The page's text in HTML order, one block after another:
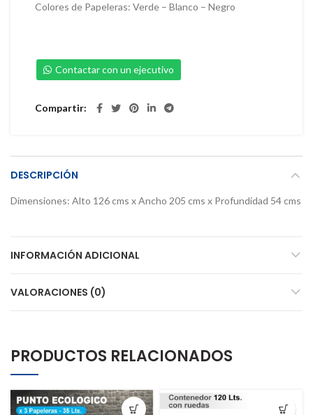
Colores de Papeleras: Verde – Blanco – Negro
Contactar con un ejecutivo
Compartir
DESCRIPCIÓN
Dimensiones: Alto 126 cms x Ancho 205 cms x Profundidad 54 cms
INFORMACIÓN ADICIONAL
VALORACIONES (0)
PRODUCTOS RELACIONADOS